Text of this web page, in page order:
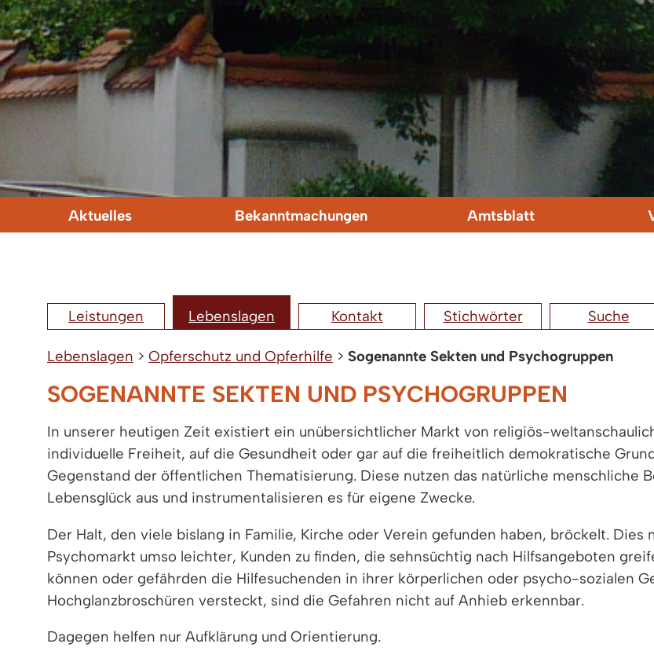
Aktuelles Bekanntmachungen Amtsblatt
Leistungen Lebenslagen Kontakt Stichwörter Suche
Lebenslagen > Opferschutz und Opferhilfe > Sogenannte Sekten und Psychogruppen
SOGENANNTE SEKTEN UND PSYCHOGRUPPEN
In unserer heutigen Zeit existiert ein unübersichtlicher Markt von religiös-
individuelle Freiheit, auf die Gesundheit oder gar auf die freiheitlich demokratische
Gegenstand der öffentlichen Thematisierung. Diese nutzen das natürliche menschliche
Lebensglück aus und instrumentalisieren es für eigene Zwecke.
Der Halt, den viele bislang in Familie, Kirche oder Verein gefunden haben, bröckelt.
Psychomarkt umso leichter, Kunden zu finden, die sehnsüchtig nach Hilfsangeboten
können oder gefährden die Hilfesuchenden in ihrer körperlichen oder psycho-sozialen
Hochglanzbroschüren versteckt, sind die Gefahren nicht auf Anhieb erkennbar.
Dagegen helfen nur Aufklärung und Orientierung.